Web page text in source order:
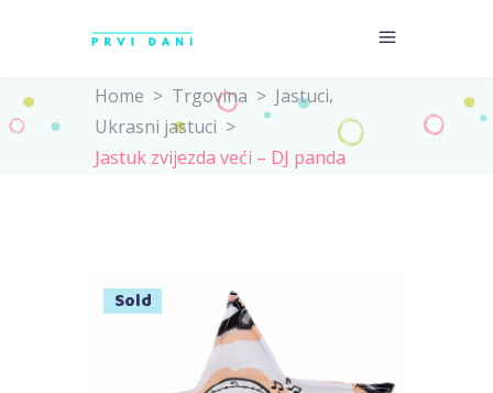
Home > Trgovina > Jastuci,
Ukrasni jastuci >
Jastuk zvijezda veći – DJ panda
Sold